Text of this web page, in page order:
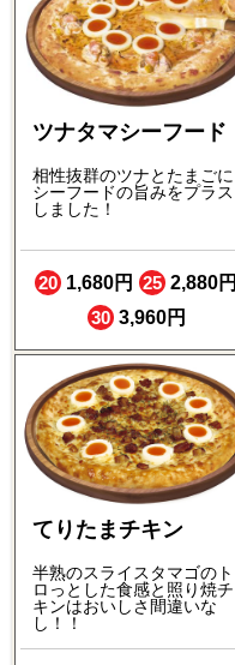
ツナタマシーフード
相性抜群のツナとたまごに
シーフードの旨みをプラス
しました！
20 1,680円 25 2,880円
303,960円
てりたまチキン
半熟のスライスタマゴのト
ロっとした食感と照り焼チ
キンはおいしさ間違いな
し！！